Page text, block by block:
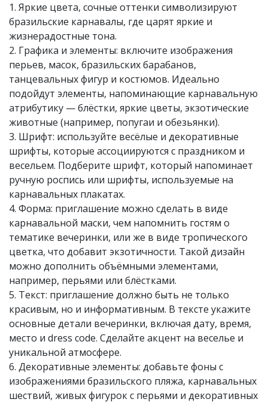
1. Яркие цвета, сочные оттенки символизируют
бразильские карнавалы, где царят яркие и
жизнерадостные тона.
2. Графика и элементы: включите изображения
перьев, масок, бразильских барабанов,
танцевальных фигур и костюмов. Идеально
подойдут элементы, напоминающие карнавальную
атрибутику — блёстки, яркие цветы, экзотические
животные (например, попугаи и обезьянки).
3. Шрифт: используйте весёлые и декоративные
шрифты, которые ассоциируются с праздником и
весельем. Подберите шрифт, который напоминает
ручную роспись или шрифты, используемые на
карнавальных плакатах.
4. Форма: приглашение можно сделать в виде
карнавальной маски, чем напомнить гостям о
тематике вечеринки, или же в виде тропического
цветка, что добавит экзотичности. Такой дизайн
можно дополнить объёмными элементами,
например, перьями или блёстками.
5. Текст: приглашение должно быть не только
красивым, но и информативным. В тексте укажите
основные детали вечеринки, включая дату, время,
место и dress code. Сделайте акцент на веселье и
уникальной атмосфере.
6. Декоративные элементы: добавьте фоны с
изображениями бразильского пляжа, карнавальных
шествий, живых фигурок с перьями и декоративных